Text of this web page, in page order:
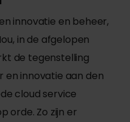
innovatie en beheer,
in de afgelopen
de tegenstelling
en innovatie aan den
cloud service
orde. Zo zijn er